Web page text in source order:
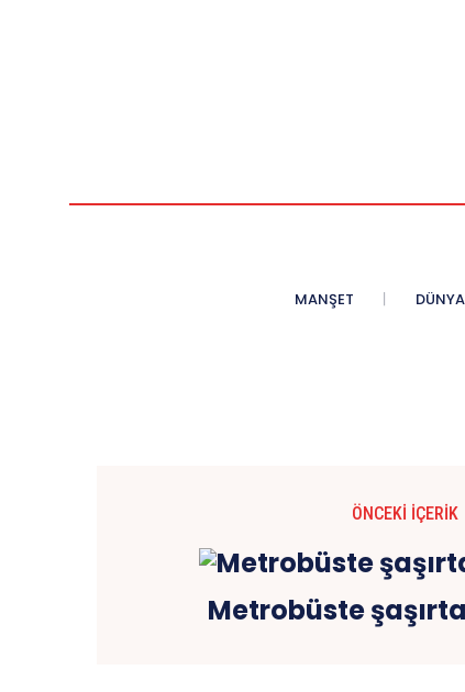
MANŞET DÜNYA
ÖNCEKI İÇERIK
Metrobüste